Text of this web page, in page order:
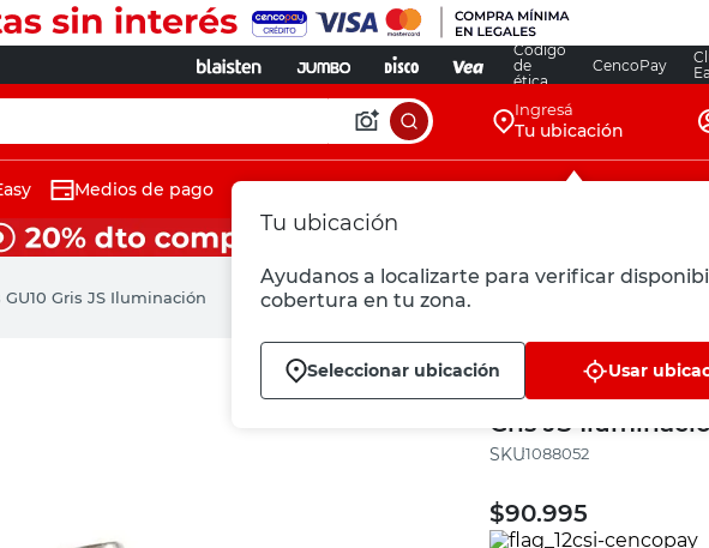
Código
de
ética
CencoPay
Ingresá
Tu ubicación
Tu ubicación
Ayudanos a localizarte para verificar
cobertura en tu zona.
Seleccionar ubicación Usar
Medios de pago
Gris JS Iluminación
JS Iluminación
Spot Halógeno 2
Gris JS
:1088052
$90.995